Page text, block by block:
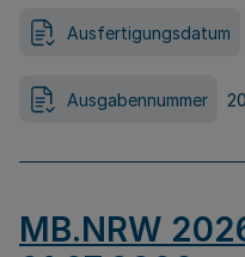
Ausfertigungsdatum
Ausgabennummer
MB.NRW